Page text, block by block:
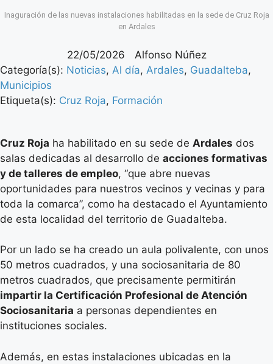
Inaguración de las nuevas instalaciones habilitadas en la sede de Cruz Roja
en Ardales
22/05/2026
Alfonso Núñez
Categoría(s): Noticias, Al día, Ardales, Guadalteba,
Municipios
Etiqueta(s): Cruz Roja, Formación
Cruz Roja ha habilitado en su sede de Ardales dos
salas dedicadas al desarrollo de acciones formativas
y de talleres de empleo, “que abre nuevas
oportunidades para nuestros vecinos y vecinas y para
toda la comarca”, como ha destacado el Ayuntamiento
de esta localidad del territorio de Guadalteba.
Por un lado se ha creado un aula polivalente, con unos
50 metros cuadrados, y una sociosanitaria de 80
metros cuadrados, que precisamente permitirán
impartir la Certificación Profesional de Atención
Sociosanitaria a personas dependientes en
instituciones sociales.
Además, en estas instalaciones ubicadas en la